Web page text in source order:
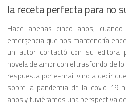
la receta perfecta para no
Hace apenas cinco años,
emergencia que nos mantendría
un autor contactó con su editora
novela de amor con el trasfondo de
respuesta por e-mail vino a decir
sobre la pandemia de la covid-19
años y tuviéramos una perspectiva